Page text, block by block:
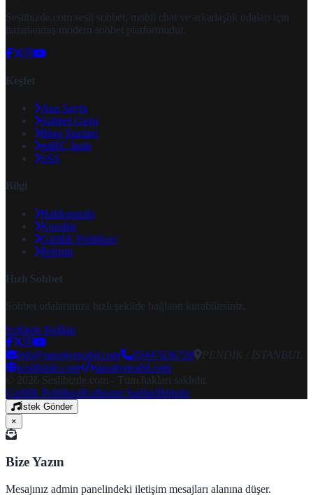
Seslibizde.com sesli sohbet, mobil chat ve arkadaşlık odaları için
hazırlanmış modern sohbet platformudur.
Keşfet
Ana Sayfa
Sohbet Girişi
Blog Yazıları
mIRC İndir
SSS
Bilgi
Hakkımızda
Kurallar
Gizlilik Politikası
İletişim
Hızlı Sohbet
Sohbet odalarımıza hızlı şekilde bağlantı kurabilirsiniz.
Sohbete Bağlan
info@speakymobil.com 05447636728
PENDİK / İSTANBUL
seslibizde.com
speakymobil.com
© 2026 Seslibizde.com - Tüm hakları saklıdır.
Gizlilik PolitikasıKullanım Şartlarıİletişim
İstek Gönder
×
Bize Yazın
Mesajınız admin panelindeki iletişim mesajları alanına düşer.